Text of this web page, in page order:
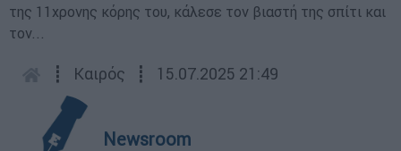
της 11χρονης κόρης του, κάλεσε τον βιαστή της σπίτι και
τον...
┋ Καιρός ┋ 15.07.2025 21:49
Newsroom